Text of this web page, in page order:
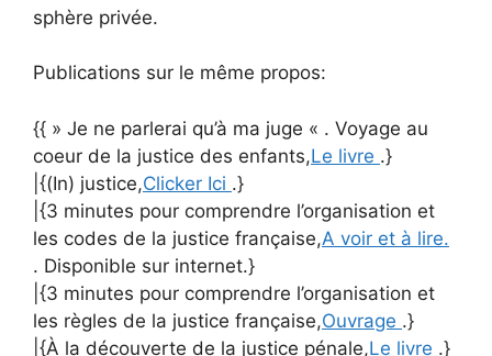
sphère privée.
Publications sur le même propos:
{{ » Je ne parlerai qu’à ma juge « . Voyage au
coeur de la justice des enfants,Le livre .}
|{(In) justice,Clicker Ici .}
|{3 minutes pour comprendre l’organisation et
les codes de la justice française,A voir et à lire.
. Disponible sur internet.}
|{3 minutes pour comprendre l’organisation et
les règles de la justice française,Ouvrage .}
|{À la découverte de la justice pénale,Le livre .}